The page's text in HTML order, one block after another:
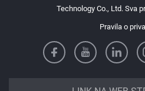
Technology Co., Ltd. Sva
Pravila o